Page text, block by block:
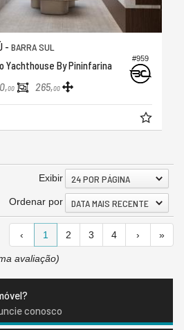
#959
- BARRA SUL
Yachthouse By Pininfarina
00 265,00
Exibir 24 POR PÁGINA
Ordenar por DATA MAIS RECENTE
‹ 1 2 3 4 › »
avaliação)
conosco